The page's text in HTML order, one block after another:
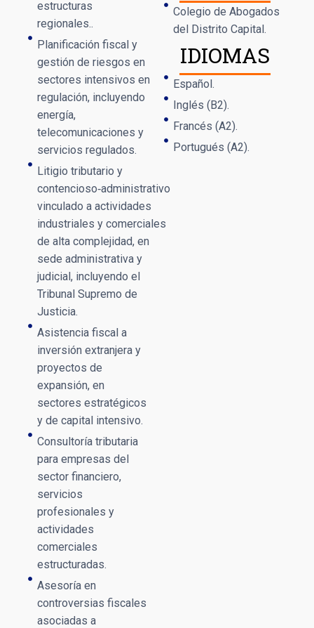
estructuras
regionales..
Planificación fiscal y
gestión de riesgos en
sectores intensivos en
regulación, incluyendo
energía,
telecomunicaciones y
servicios regulados.
Litigio tributario y
contencioso‑administrativo
vinculado a actividades
industriales y comerciales
de alta complejidad, en
sede administrativa y
judicial, incluyendo el
Tribunal Supremo de
Justicia.
Asistencia fiscal a
inversión extranjera y
proyectos de
expansión, en
sectores estratégicos
y de capital intensivo.
Consultoría tributaria
para empresas del
sector financiero,
servicios
profesionales y
actividades
comerciales
estructuradas.
Asesoría en
controversias fiscales
asociadas a
Colegio de Abogados
del Distrito Capital.
IDIOMAS
Español.
Inglés (B2).
Francés (A2).
Portugués (A2).